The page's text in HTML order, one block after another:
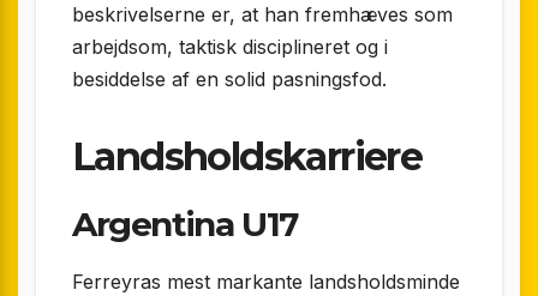
beskrivelserne er, at han fremhæves som
arbejdsom, taktisk disciplineret og i
besiddelse af en solid pasningsfod.
Landsholdskarriere
Argentina U17
Ferreyras mest markante landsholdsminde